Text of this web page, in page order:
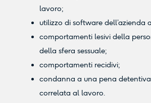
lavoro;
utilizzo di software dell’azienda
comportamenti lesivi della
della sfera sessuale;
comportamenti recidivi;
condanna a una pena
correlata al lavoro.